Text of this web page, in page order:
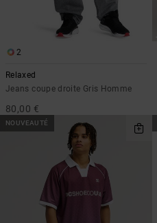
2
Relaxed
Jeans coupe droite Gris Homme
80,00 €
NOUVEAUTÉ